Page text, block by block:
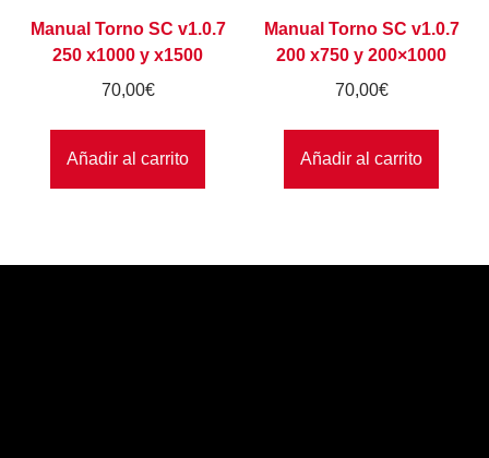
Manual Torno SC v1.0.7
250 x1000 y x1500
70,00€
Añadir al carrito
Manual Torno SC v1.0.7
200 x750 y 200×1000
70,00€
Añadir al carrito